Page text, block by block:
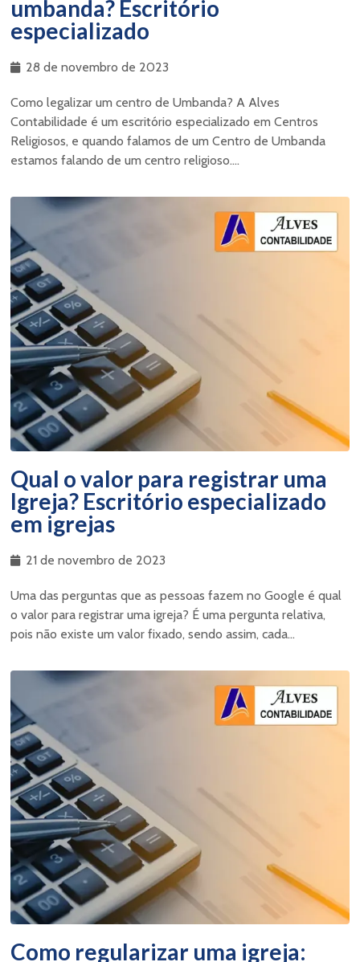
umbanda? Escritório
especializado
28 de novembro de 2023
Como legalizar um centro de Umbanda? A Alves
Contabilidade é um escritório especializado em Centros
Religiosos, e quando falamos de um Centro de Umbanda
estamos falando de um centro religioso....
Qual o valor para registrar uma
Igreja? Escritório especializado
em igrejas
21 de novembro de 2023
Uma das perguntas que as pessoas fazem no Google é qual
o valor para registrar uma igreja? É uma pergunta relativa,
pois não existe um valor fixado, sendo assim, cada...
Como regularizar uma igreja: